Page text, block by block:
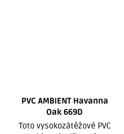
PVC AMBIENT Havanna
Oak 669D
Toto vysokozátěžové PVC